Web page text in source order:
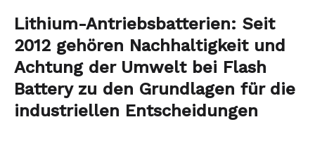
Lithium-Antriebsbatterien: Seit
2012 gehören Nachhaltigkeit und
Achtung der Umwelt bei Flash
Battery zu den Grundlagen für die
industriellen Entscheidungen